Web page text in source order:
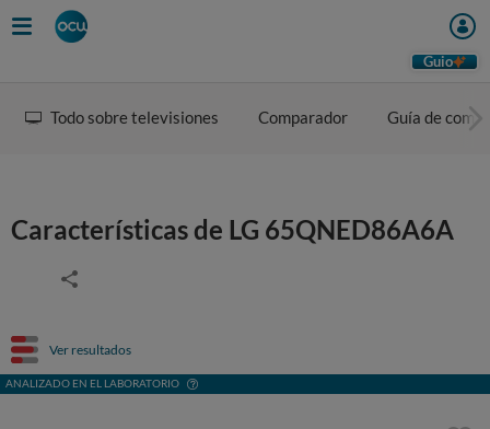
Guio
Todo sobre televisiones Comparador Guía de
Características de LG 65QNED86A6A
Ver resultados
ANALIZADO EN EL LABORATORIO